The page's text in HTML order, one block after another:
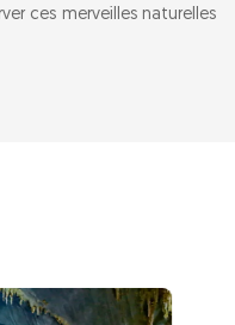
ces merveilles naturelles